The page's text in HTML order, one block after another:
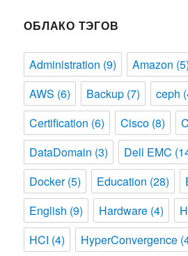
ОБЛАКО ТЭГОВ
Administration (9) Amazon (5)
AWS (6) Backup (7) ceph
Certification (6) Cisco (8)
DataDomain (3) Dell EMC
Docker(5) Education (28)
English (9) Hardware (4)
HCI (4) HyperConvergence